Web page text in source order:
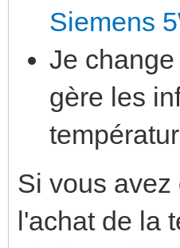
Siemens
Je
gère les
Si vous
l'achat de la